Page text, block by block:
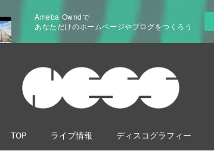
Ameba Owndで
あなただけのホームページやブログをつくろう
TOP ライブ情報 ディスコグラフィー